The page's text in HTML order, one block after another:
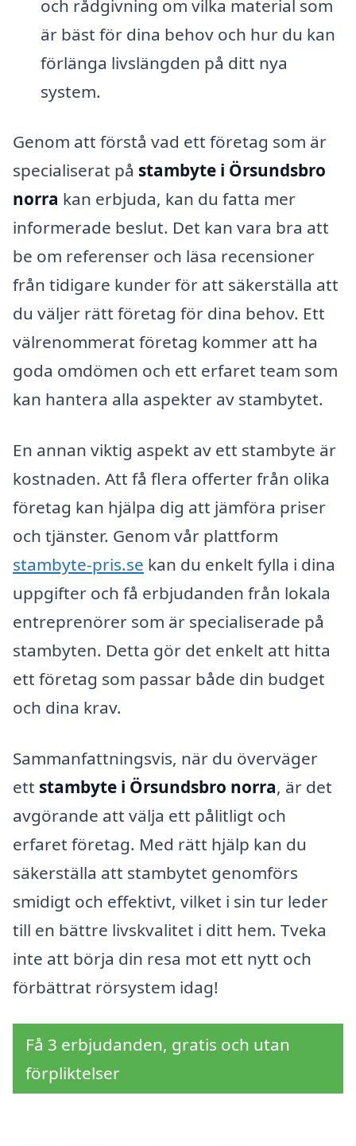
och rådgivning om vilka material som
är bäst för dina behov och hur du kan
förlänga livslängden på ditt nya
system.
Genom att förstå vad ett företag som är
specialiserat på stambyte i Örsundsbro
norra kan erbjuda, kan du fatta mer
informerade beslut. Det kan vara bra att
be om referenser och läsa recensioner
från tidigare kunder för att säkerställa att
du väljer rätt företag för dina behov. Ett
välrenommerat företag kommer att ha
goda omdömen och ett erfaret team som
kan hantera alla aspekter av stambytet.
En annan viktig aspekt av ett stambyte är
kostnaden. Att få flera offerter från olika
företag kan hjälpa dig att jämföra priser
och tjänster. Genom vår plattform
stambyte-pris.se kan du enkelt fylla i dina
uppgifter och få erbjudanden från lokala
entreprenörer som är specialiserade på
stambyten. Detta gör det enkelt att hitta
ett företag som passar både din budget
och dina krav.
Sammanfattningsvis, när du överväger
ett stambyte i Örsundsbro norra, är det
avgörande att välja ett pålitligt och
erfaret företag. Med rätt hjälp kan du
säkerställa att stambytet genomförs
smidigt och effektivt, vilket i sin tur leder
till en bättre livskvalitet i ditt hem. Tveka
inte att börja din resa mot ett nytt och
förbättrat rörsystem idag!
Få 3 erbjudanden, gratis och utan
förpliktelser